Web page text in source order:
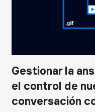
Gestionar la
el control de
conversación